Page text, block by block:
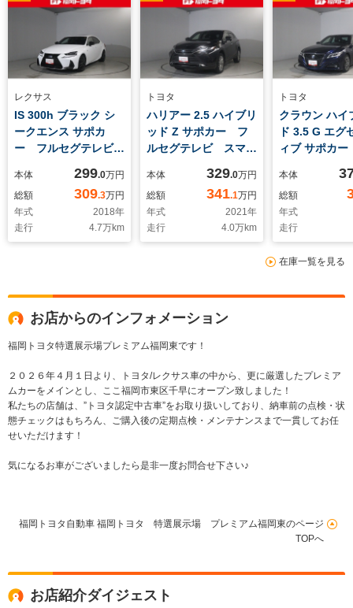
レクサス
IS 300h ブラック シ
ークエンス サポカ
ー フルセグテレビ
本体 299.0万円
総額
309.3万円
年式
2018年
走行
4.7万km
トヨタ
ハリアー 2.5 ハイブリ
ッド Z サポカー フ
ルセグテレビ スマー
本体 329.0万円
総額
341.1万円
年式
2021年
走行
4.0万km
トヨタ
クラウン ハイ
ド 3.5 G エグ
ィブ サポカ
キー付
本体
総額
年式
走行
在庫一覧を見る
お店からのインフォメーション
福岡トヨタ特選展示場プレミアム福岡東です！
２０２６年４月１日より、トヨタ/レクサス車の中から、更に厳選したプレミア
ムカーをメインとし、ここ福岡市東区千早にオープン致しました！
私たちの店舗は、”トヨタ認定中古車”をお取り扱いしており、納車前の点検・状
態チェックはもちろん、ご購入後の定期点検・メンテナンスまで一貫してお任
せいただけます！
気になるお車がございましたら是非一度お問合せ下さい♪
福岡トヨタ自動車 福岡トヨタ 特選展示場 プレミアム福岡東のページ
TOPへ
お店紹介ダイジェスト